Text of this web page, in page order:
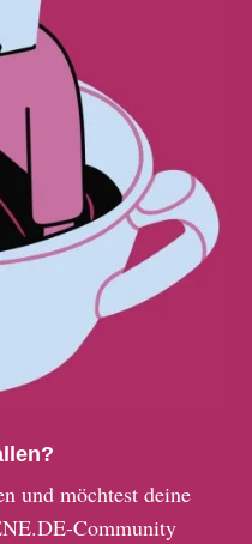
und möchtest deine
Community